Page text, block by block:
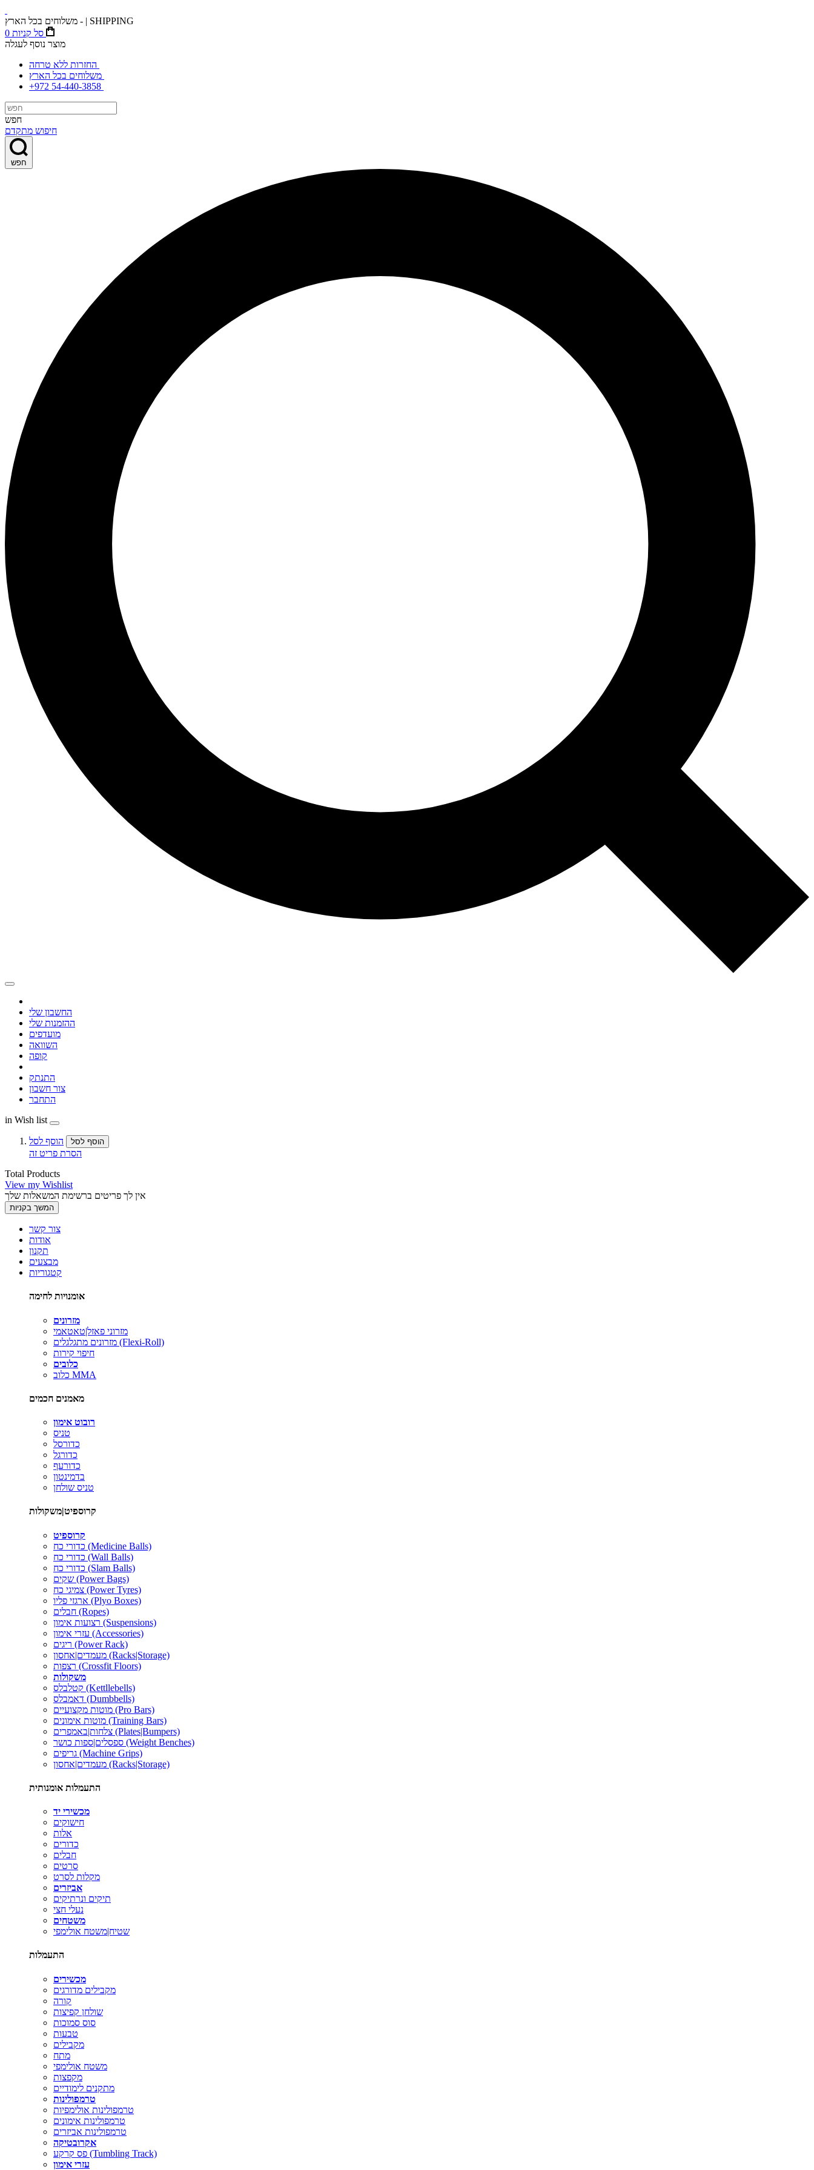
משלוחים בכל הארץ - | SHIPPING
0 סל קניות
מוצר נוסף לעגלה
+972 54-440-3858
חפש
חיפוש מתקדם
חפש
החשבון שלי
ההזמנות שלי
מועדפים
השוואה
קופה
התנתק
צור חשבון
התחבר
in Wish list
הוסף לסל הוסף לסל
הסרת פריט זה
Total Products
View my Wishlist
אין לך פריטים ברשימת המשאלות שלך
המשך בקניות
צור קשר
אודות
תקנון
מבצעים
קטגוריות
אומנויות לחימה
מזרונים
מזרוני פאזל|טאטאמי
מזרונים מתגלגלים (Flexi-Roll)
חיפוי קירות
כלובים
כלוב MMA
מאמנים חכמים
רובוט אימון
טניס
כדורסל
כדורגל
כדורעף
בדמינטון
טניס שולחן
קרוספיט|משקולות
קרוספיט
כדורי כח (Medicine Balls)
כדורי כח (Wall Balls)
כדורי כח (Slam Balls)
שקים (Power Bags)
צמיגי כח (Power Tyres)
ארגזי פליו (Plyo Boxes)
חבלים (Ropes)
רצועות אימון (Suspensions)
עזרי אימון (Accessories)
ריגים (Power Rack)
מעמדים|אחסון (Racks|Storage)
רצפות (Crossfit Floors)
משקולות
קטלבלס (Kettllebells)
דאמבלס (Dumbbells)
מוטות מקצועיים (Pro Bars)
מוטות אימונים (Training Bars)
צלחות|באמפרים (Plates|Bumpers)
ספסלים|ספות כושר (Weight Benches)
גריפים (Machine Grips)
מעמדים|אחסון (Racks|Storage)
התעמלות אומנותית
מכשירי יד
חישוקים
אלות
כדורים
חבלים
סרטים
מקלות לסרט
אביזרים
תיקים ונרתיקים
נעלי חצי
משטחים
שטיח|משטח אולימפי
התעמלות
מכשירים
מקבילים מדורגים
קורה
שולחן קפיצות
סוס סמוכות
טבעות
מקבילים
מתח
משטח אולימפי
מקפצות
מתקנים לימודיים
טרמפולינות
טרמפולינות אולימפיות
טרמפולינות אימונים
טרמפולינות אביזרים
אקרובטיקה
פס קרקע (Tumbling Track)
עזרי אימון